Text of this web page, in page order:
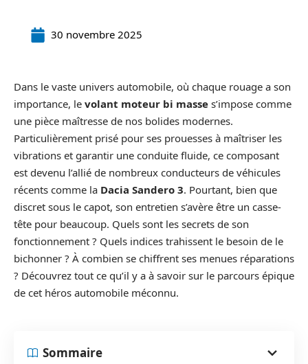
30 novembre 2025
Dans le vaste univers automobile, où chaque rouage a son
importance, le volant moteur bi masse s’impose comme
une pièce maîtresse de nos bolides modernes.
Particulièrement prisé pour ses prouesses à maîtriser les
vibrations et garantir une conduite fluide, ce composant
est devenu l’allié de nombreux conducteurs de véhicules
récents comme la Dacia Sandero 3. Pourtant, bien que
discret sous le capot, son entretien s’avère être un casse-
tête pour beaucoup. Quels sont les secrets de son
fonctionnement ? Quels indices trahissent le besoin de le
bichonner ? À combien se chiffrent ses menues réparations
? Découvrez tout ce qu’il y a à savoir sur le parcours épique
de cet héros automobile méconnu.
Sommaire